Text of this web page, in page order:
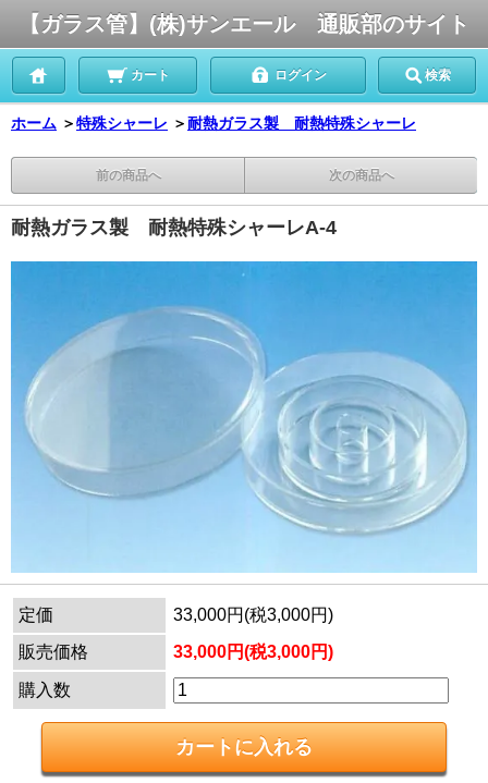
【ガラス管】(株)サンエール 通販部のサイト
カート ログイン 検索
ホーム ＞特殊シャーレ ＞耐熱ガラス製 耐熱特殊シャーレ
前の商品へ 次の商品へ
耐熱ガラス製 耐熱特殊シャーレA-4
定価
33,000円(税3,000円)
販売価格
33,000円(税3,000円)
購入数